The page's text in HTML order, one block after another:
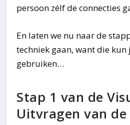
persoon zélf de connecties
En laten we nu naar de
techniek gaan, want die
gebruiken…
Stap 1 van de
Uitvragen van